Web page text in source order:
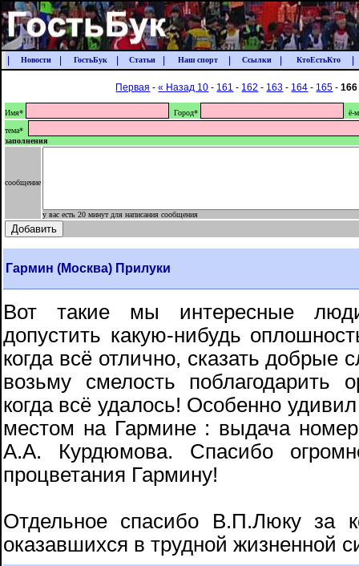
Новости ГостьБук Статьи Наш спорт Ссылки КтоЕстьКто
Первая -« Назад 10 - 161 - 162 - 163 - 164 - 165 -166
Имя* Город*
ё-
тема*
заполнения
сообщение
у вас есть 20 минут для написания сообщения
Гармин (Москва) Прилуки
Вот такие мы интересные
допустить какую-нибудь
когда всё отлично, сказать добрые
возьму смелость поблагодарить
когда всё удалось! Особенно
местом на Гармине : выдача
А.А. Курдюмова. Спасибо
процветания Гармину!
Отдельное спасибо В.П.Люку за
оказавшихся в трудной жизненной